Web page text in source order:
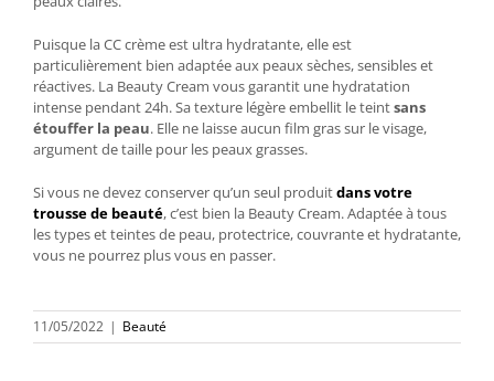
Puisque la CC crème est ultra hydratante, elle est
particulièrement bien adaptée aux peaux sèches, sensibles et
réactives. La Beauty Cream vous garantit une hydratation
intense pendant 24h. Sa texture légère embellit le teintsans
étouffer la peau. Elle ne laisse aucun film gras sur le visage,
argument de taille pour les peaux grasses.
Si vous ne devez conserver qu’un seul produitdans votre
trousse de beauté, c’est bien la Beauty Cream. Adaptée à tous
les types et teintes de peau, protectrice, couvrante et hydratante,
vous ne pourrez plus vous en passer.
11/05/2022 | Beauté